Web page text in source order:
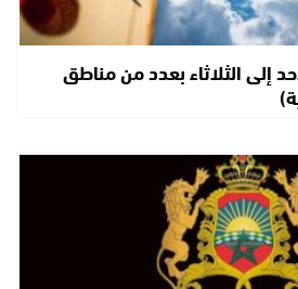
إلى الثلاثاء بعدد من مناطق